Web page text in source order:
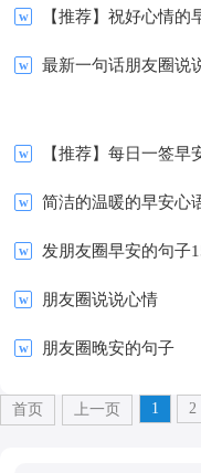
【推荐】祝好心情
最新一句话朋友圈说
【推荐】每日一签早
简洁的温暖的早安心
发朋友圈早安的句子
朋友圈说说心情
朋友圈晚安的句子
首页 上一页 1 2